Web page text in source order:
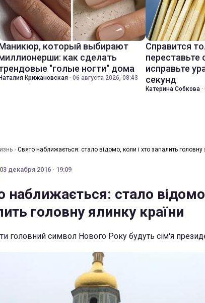
который выбирают
как сделать
"голые ногти" дома
Наталия Крижановская · 06 августа 2026, 08:43
Справится
переставьте
исправьте
секунд
Катерина Собкова ·
› Свято наближається: стало відомо, коли і хто запалить головну
03 декабря 2016 · 19:09
наближається: стало
головну ялинку країни
головний символ Нового Року будуть сім'я